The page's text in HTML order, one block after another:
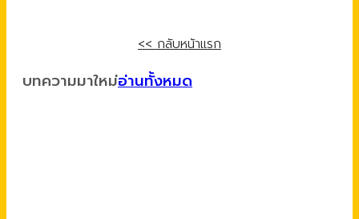
<< กลับหน้าแรก
บทความมาใหม่อ่านทั้งหมด